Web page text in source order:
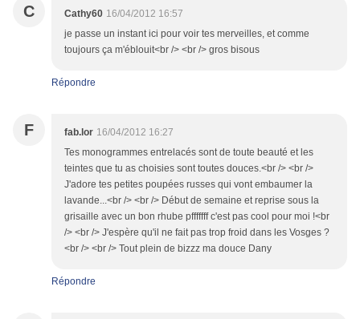
C Cathy60 16/04/2012 16:57
je passe un instant ici pour voir tes merveilles, et comme
toujours ça m'éblouit<br /> <br /> gros bisous
Répondre
F fab.lor 16/04/2012 16:27
Tes monogrammes entrelacés sont de toute beauté et les
teintes que tu as choisies sont toutes douces.<br /> <br />
J'adore tes petites poupées russes qui vont embaumer la
lavande...<br /> <br /> Début de semaine et reprise sous la
grisaille avec un bon rhube pfffffff c'est pas cool pour moi !<br
/> <br /> J'espère qu'il ne fait pas trop froid dans les Vosges ?
<br /> <br /> Tout plein de bizzz ma douce Dany
Répondre